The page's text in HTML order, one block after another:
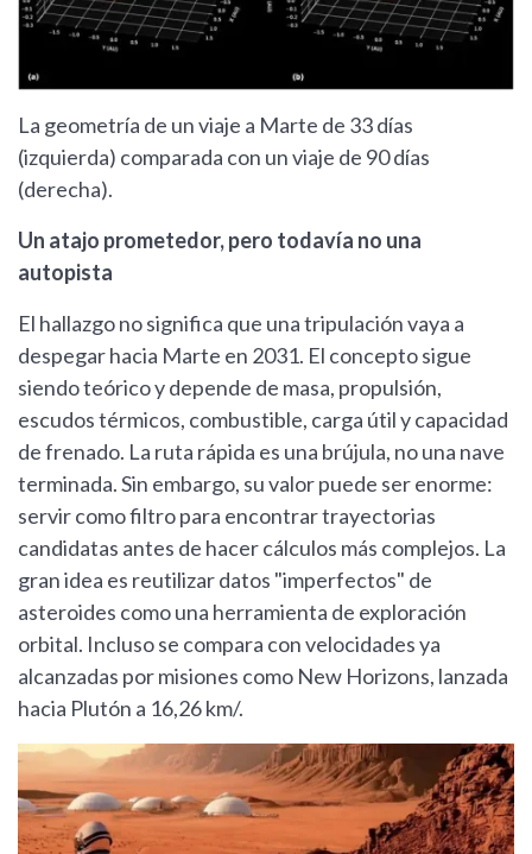
La geometría de un viaje a Marte de 33 días
(izquierda) comparada con un viaje de 90 días
(derecha).
Un atajo prometedor, pero todavía no una
autopista
El hallazgo no significa que una tripulación vaya a
despegar hacia Marte en 2031. El concepto sigue
siendo teórico y depende de masa, propulsión,
escudos térmicos, combustible, carga útil y capacidad
de frenado. La ruta rápida es una brújula, no una nave
terminada. Sin embargo, su valor puede ser enorme:
servir como filtro para encontrar trayectorias
candidatas antes de hacer cálculos más complejos. La
gran idea es reutilizar datos "imperfectos" de
asteroides como una herramienta de exploración
orbital. Incluso se compara con velocidades ya
alcanzadas por misiones como New Horizons, lanzada
hacia Plutón a 16,26 km/.